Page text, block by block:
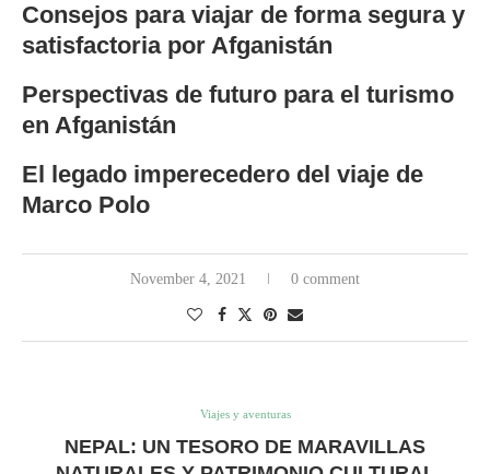
Consejos para viajar de forma segura y
satisfactoria por Afganistán
Perspectivas de futuro para el turismo
en Afganistán
El legado imperecedero del viaje de
Marco Polo
November 4, 2021 0 comment
Viajes y aventuras
NEPAL: UN TESORO DE MARAVILLAS